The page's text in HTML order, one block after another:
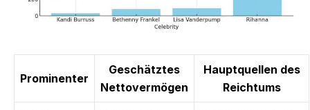
Prominenter
Geschätztes
Nettovermögen
Hauptquellen des
Reichtums